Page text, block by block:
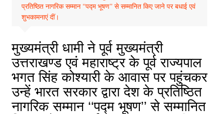
प्रतिष्ठित नागरिक सम्मान ‘‘पद्म भूषण’’ से सम्मानित किए जाने पर बधाई एवं
शुभकामनाएं दीं।
मुख्यमंत्री धामी ने पूर्व मुख्यमंत्री
उत्तराखण्ड एवं महाराष्ट्र के पूर्व राज्यपाल
भगत सिंह कोश्यारी के आवास पर पहुंचकर
उन्हें भारत सरकार द्वारा देश के प्रतिष्ठित
नागरिक सम्मान ‘‘पद्म भूषण’’ से सम्मानित